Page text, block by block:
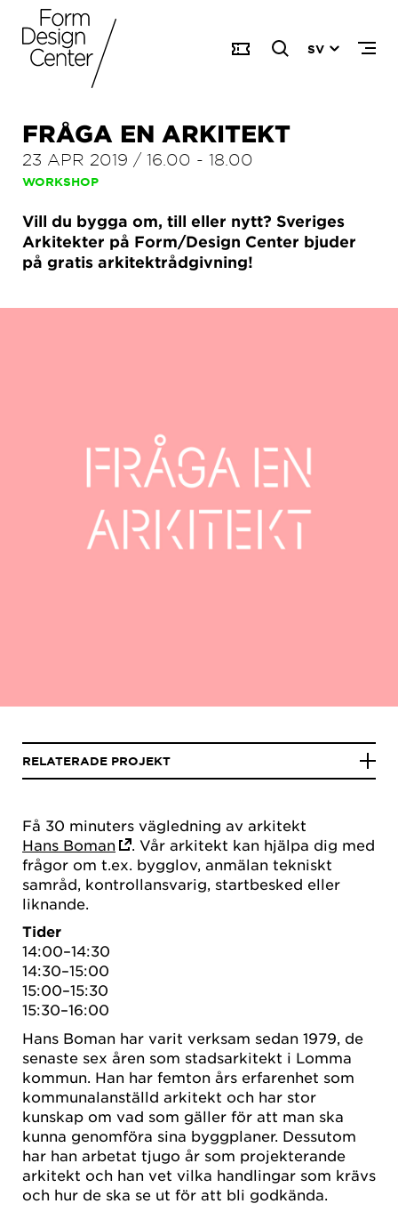
SV
FRÅGA EN ARKITEKT
23 APR 2019 / 16.00 - 18.00
WORKSHOP
Vill du bygga om, till eller nytt? Sveriges
Arkitekter på Form/Design Center bjuder
på gratis arkitektrådgivning!
Få 30 minuters vägledning av arkitekt
Hans Boman
. Vår arkitekt kan hjälpa dig med
frågor om t.ex. bygglov, anmälan tekniskt
samråd, kontrollansvarig, startbesked eller
liknande.
Tider
14:00–14:30
14:30–15:00
15:00–15:30
15:30–16:00
Hans Boman har varit verksam sedan 1979, de
senaste sex åren som stadsarkitekt i Lomma
kommun. Han har femton års erfarenhet som
kommunalanställd arkitekt och har stor
kunskap om vad som gäller för att man ska
kunna genomföra sina byggplaner. Dessutom
har han arbetat tjugo år som projekterande
arkitekt och han vet vilka handlingar som krävs
och hur de ska se ut för att bli godkända.
RELATERADE PROJEKT